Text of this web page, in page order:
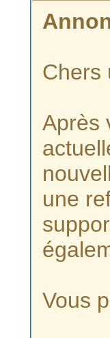
Chers
Après
une
Vous